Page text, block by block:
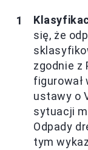
się, że
zgodnie z
figurował
ustawy o
sytuacji
Odpady
tym